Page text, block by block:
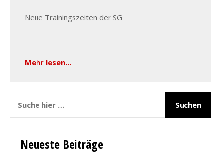
Neue Trainingszeiten der SG
Mehr lesen...
Neueste Beiträge